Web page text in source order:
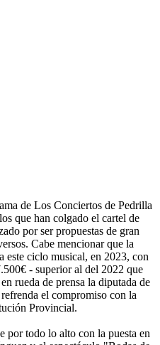
de Los Conciertos de Pedrilla
que han colgado el cartel de
por ser propuestas de gran
Cabe mencionar que la
este ciclo musical, en 2023, con
- superior al del 2022 que
rueda de prensa la diputada de
el compromiso con la
Provincial.
por todo lo alto con la puesta en